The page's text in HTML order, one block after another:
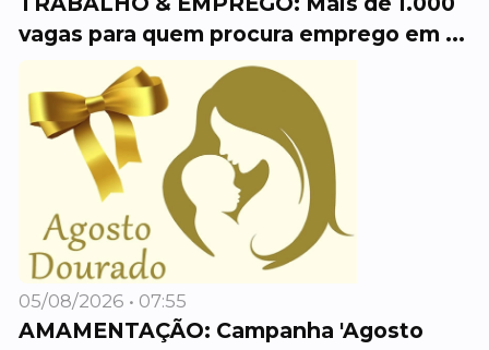
vagas para quem procura emprego em ...
05/08/2026 • 07:55
AMAMENTAÇÃO: Campanha 'Agosto